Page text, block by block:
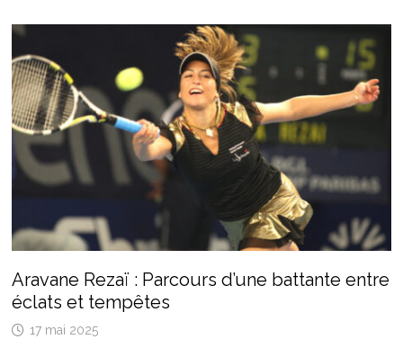
Aravane Rezaï : Parcours d’une battante entre
éclats et tempêtes
17 mai 2025